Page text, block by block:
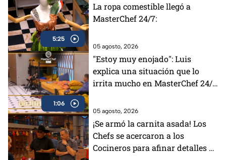
5:25
La ropa comestible llegó a
MasterChef 24/7:
05 agosto, 2026
1:06
"Estoy muy enojado": Luis
explica una situación que lo
irrita mucho en MasterChef 24/7
05 agosto, 2026
¡Se armó la carnita asada! Los
Chefs se acercaron a los
Cocineros para afinar detalles de